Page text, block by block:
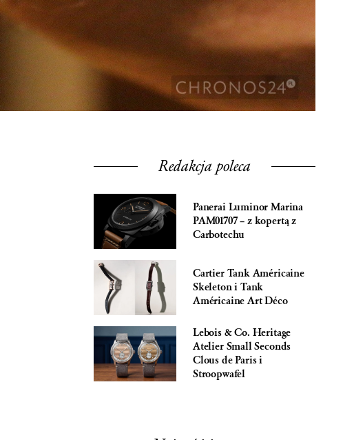
Redakcja poleca
Panerai Luminor Marina
PAM01707 – z kopertą z
Carbotechu
Cartier Tank Américaine
Skeleton i Tank
Américaine Art Déco
Lebois & Co. Heritage
Atelier Small Seconds
Clous de Paris i
Stroopwafel